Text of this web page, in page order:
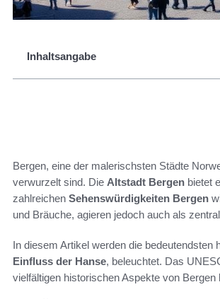
Inhaltsangabe
Bergen, eine der malerischsten Städte
verwurzelt sind. Die Altstadt Bergen bietet
zahlreichen Sehenswürdigkeiten Bergen
und Bräuche, agieren jedoch auch als
In diesem Artikel werden die
Einfluss der Hanse, beleuchtet. Das
vielfältigen historischen Aspekte von Bergen